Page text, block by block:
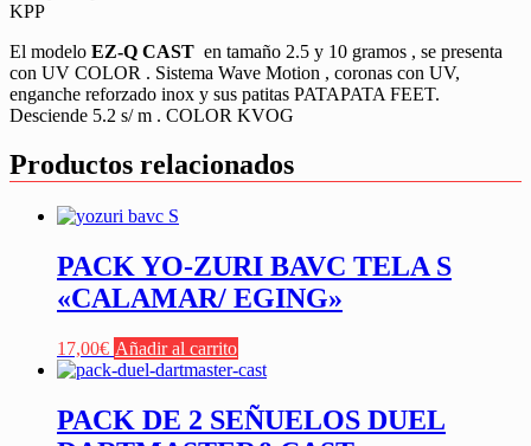
KPP
El modelo EZ-Q CAST en tamaño 2.5 y 10 gramos , se presenta
con UV COLOR . Sistema Wave Motion , coronas con UV,
enganche reforzado inox y sus patitas PATAPATA FEET.
Desciende 5.2 s/ m . COLOR KVOG
Productos relacionados
PACK YO-ZURI BAVC TELA S
«CALAMAR/ EGING»
17,00€ Añadir al carrito
PACK DE 2 SEÑUELOS DUEL